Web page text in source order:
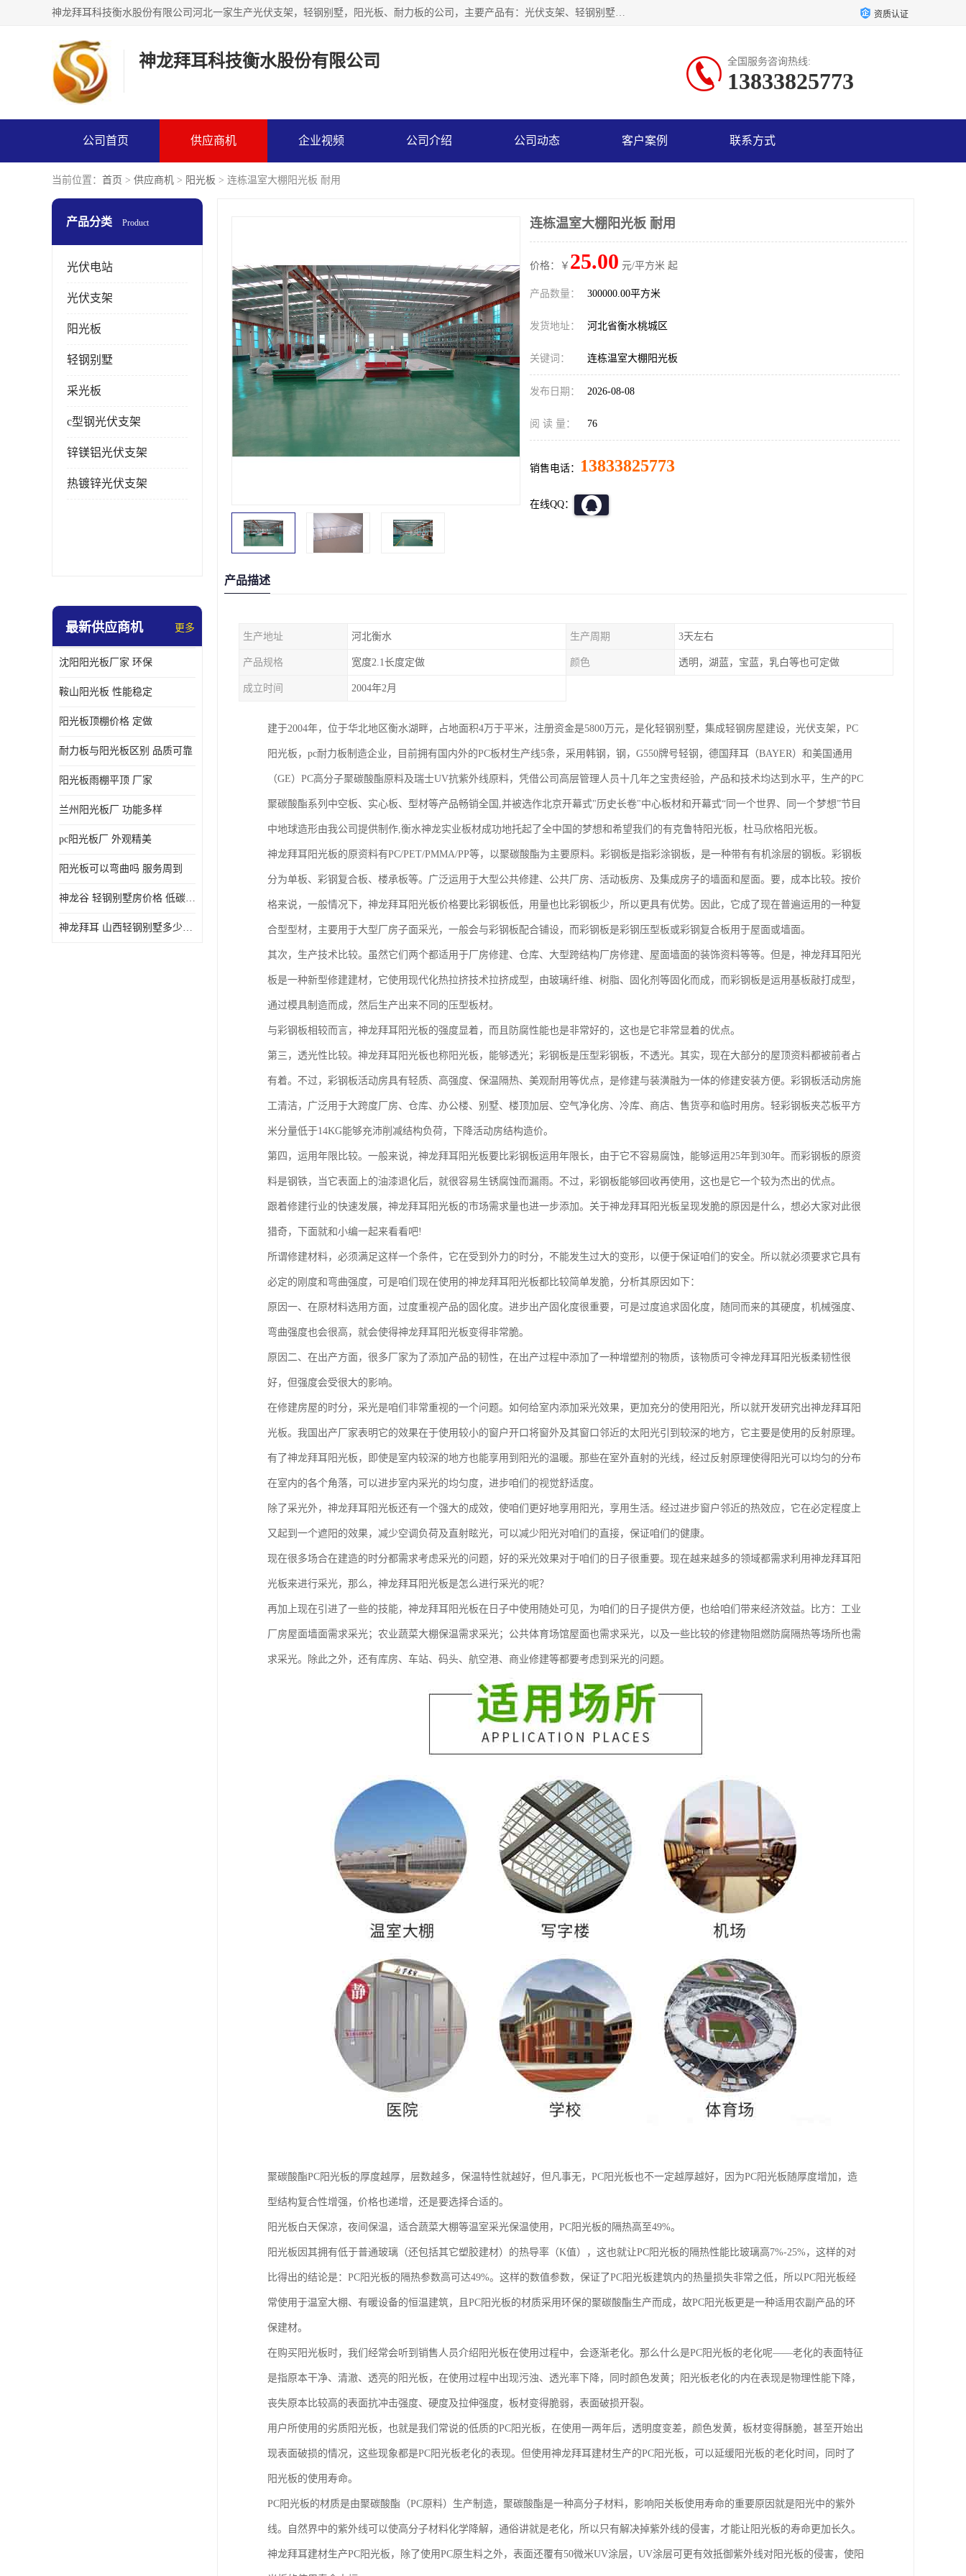
神龙拜耳科技衡水股份有限公司河北一家生产光伏支架，轻钢别墅，阳光板、耐力板的公司，主要产品有：光伏支架、轻钢别墅、阳光板、耐力板、采光板等，公司参与制定了多项标准。 资质认证
神龙拜耳科技衡水股份有限公司 全国服务咨询热线:
13833825773
公司首页 供应商机 企业视频 公司介绍 公司动态 客户案例 联系方式
当前位置： 首页 > 供应商机 > 阳光板 > 连栋温室大棚阳光板 耐用
产品分类 Product
光伏电站
光伏支架
阳光板
轻钢别墅
采光板
c型钢光伏支架
锌镁铝光伏支架
热镀锌光伏支架
最新供应商机 更多
沈阳阳光板厂家 环保
鞍山阳光板 性能稳定
阳光板顶棚价格 定做
耐力板与阳光板区别 品质可靠
阳光板雨棚平顶 厂家
兰州阳光板厂 功能多样
pc阳光板厂 外观精美
阳光板可以弯曲吗 服务周到
神龙谷 轻钢别墅房价格 低碳环保
神龙拜耳 山西轻钢别墅多少钱 施工快捷
连栋温室大棚阳光板 耐用
价格：￥ 25.00 元/平方米 起
产品数量： 300000.00平方米
发货地址： 河北省衡水桃城区
关键词： 连栋温室大棚阳光板
发布日期： 2026-08-08
阅 读 量： 76
销售电话： 13833825773
在线QQ：
产品描述
生产地址 河北衡水 生产周期 3天左右
产品规格 宽度2.1长度定做 颜色 透明，湖蓝，宝蓝，乳白等也可定做
成立时间 2004年2月
建于2004年，位于华北地区衡水湖畔，占地面积4万于平米，注册资金是5800万元，是化轻钢别墅，集成轻钢房屋建设，光伏支架，PC
阳光板，pc耐力板制造企业，目前拥有国内外的PC板材生产线5条，采用韩钢，钢，G550牌号轻钢，德国拜耳（BAYER）和美国通用
（GE）PC高分子聚碳酸酯原料及瑞士UV抗紫外线原料，凭借公司高层管理人员十几年之宝贵经验，产品和技术均达到水平，生产的PC
聚碳酸酯系列中空板、实心板、型材等产品畅销全国,并被选作北京开幕式"历史长卷"中心板材和开幕式“同一个世界、同一个梦想”节目
中地球造形由我公司提供制作,衡水神龙实业板材成功地托起了全中国的梦想和希望我们的有克鲁特阳光板，杜马欣格阳光板。
神龙拜耳阳光板的原资料有PC/PET/PMMA/PP等，以聚碳酸酯为主要原料。彩钢板是指彩涂钢板，是一种带有有机涂层的钢板。彩钢板
分为单板、彩钢复合板、楼承板等。广泛运用于大型公共修建、公共厂房、活动板房、及集成房子的墙面和屋面。要，成本比较。按价
格来说，一般情况下，神龙拜耳阳光板价格要比彩钢板低，用量也比彩钢板少，所以更具有优势。因此，它成了现在普遍运用的一种复
合型型材，主要用于大型厂房子面采光，一般会与彩钢板配合铺设，而彩钢板是彩钢压型板或彩钢复合板用于屋面或墙面。
其次，生产技术比较。虽然它们两个都适用于厂房修建、仓库、大型跨结构厂房修建、屋面墙面的装饰资料等等。但是，神龙拜耳阳光
板是一种新型修建建材，它使用现代化热拉挤技术拉挤成型，由玻璃纤维、树脂、固化剂等固化而成，而彩钢板是运用基板敲打成型，
通过模具制造而成，然后生产出来不同的压型板材。
与彩钢板相较而言，神龙拜耳阳光板的强度显着，而且防腐性能也是非常好的，这也是它非常显着的优点。
第三，透光性比较。神龙拜耳阳光板也称阳光板，能够透光；彩钢板是压型彩钢板，不透光。其实，现在大部分的屋顶资料都被前者占
有着。不过，彩钢板活动房具有轻质、高强度、保温隔热、美观耐用等优点，是修建与装潢融为一体的修建安装方便。彩钢板活动房施
工清洁，广泛用于大跨度厂房、仓库、办公楼、别墅、楼顶加层、空气净化房、冷库、商店、售货亭和临时用房。轻彩钢板夹芯板平方
米分量低于14KG能够充沛削减结构负荷，下降活动房结构造价。
第四，运用年限比较。一般来说，神龙拜耳阳光板要比彩钢板运用年限长，由于它不容易腐蚀，能够运用25年到30年。而彩钢板的原资
料是钢铁，当它表面上的油漆退化后，就很容易生锈腐蚀而漏雨。不过，彩钢板能够回收再使用，这也是它一个较为杰出的优点。
跟着修建行业的快速发展，神龙拜耳阳光板的市场需求量也进一步添加。关于神龙拜耳阳光板呈现发脆的原因是什么，想必大家对此很
猎奇，下面就和小编一起来看看吧!
所谓修建材料，必须满足这样一个条件，它在受到外力的时分，不能发生过大的变形，以便于保证咱们的安全。所以就必须要求它具有
必定的刚度和弯曲强度，可是咱们现在使用的神龙拜耳阳光板都比较简单发脆，分析其原因如下：
原因一、在原材料选用方面，过度重视产品的固化度。进步出产固化度很重要，可是过度追求固化度，随同而来的其硬度，机械强度、
弯曲强度也会很高，就会使得神龙拜耳阳光板变得非常脆。
原因二、在出产方面，很多厂家为了添加产品的韧性，在出产过程中添加了一种增塑剂的物质，该物质可令神龙拜耳阳光板柔韧性很
好，但强度会受很大的影响。
在修建房屋的时分，采光是咱们非常重视的一个问题。如何给室内添加采光效果，更加充分的使用阳光，所以就开发研究出神龙拜耳阳
光板。我国出产厂家表明它的效果在于使用较小的窗户开口将窗外及其窗口邻近的太阳光引到较深的地方，它主要是使用的反射原理。
有了神龙拜耳阳光板，即使是室内较深的地方也能享用到阳光的温暖。那些在室外直射的光线，经过反射原理使得阳光可以均匀的分布
在室内的各个角落，可以进步室内采光的均匀度，进步咱们的视觉舒适度。
除了采光外，神龙拜耳阳光板还有一个强大的成效，使咱们更好地享用阳光，享用生活。经过进步窗户邻近的热效应，它在必定程度上
又起到一个遮阳的效果，减少空调负荷及直射眩光，可以减少阳光对咱们的直接，保证咱们的健康。
现在很多场合在建造的时分都需求考虑采光的问题，好的采光效果对于咱们的日子很重要。现在越来越多的领域都需求利用神龙拜耳阳
光板来进行采光，那么，神龙拜耳阳光板是怎么进行采光的呢？
再加上现在引进了一些的技能，神龙拜耳阳光板在日子中使用随处可见，为咱们的日子提供方便，也给咱们带来经济效益。比方：工业
厂房屋面墙面需求采光；农业蔬菜大棚保温需求采光；公共体育场馆屋面也需求采光，以及一些比较的修建物阻燃防腐隔热等场所也需
求采光。除此之外，还有库房、车站、码头、航空港、商业修建等都要考虑到采光的问题。
聚碳酸酯PC阳光板的厚度越厚，层数越多，保温特性就越好，但凡事无，PC阳光板也不一定越厚越好，因为PC阳光板随厚度增加，造
型结构复合性增强，价格也递增，还是要选择合适的。
阳光板白天保凉，夜间保温，适合蔬菜大棚等温室采光保温使用，PC阳光板的隔热高至49%。
阳光板因其拥有低于普通玻璃（还包括其它塑胶建材）的热导率（K值），这也就让PC阳光板的隔热性能比玻璃高7%-25%，这样的对
比得出的结论是：PC阳光板的隔热参数高可达49%。这样的数值参数，保证了PC阳光板建筑内的热量损失非常之低，所以PC阳光板经
常使用于温室大棚、有暖设备的恒温建筑，且PC阳光板的材质采用环保的聚碳酸酯生产而成，故PC阳光板更是一种适用农副产品的环
保建材。
在购买阳光板时，我们经常会听到销售人员介绍阳光板在使用过程中，会逐渐老化。那么什么是PC阳光板的老化呢——老化的表面特征
是指原本干净、清澈、透亮的阳光板，在使用过程中出现污浊、透光率下降，同时颜色发黄；阳光板老化的内在表现是物理性能下降，
丧失原本比较高的表面抗冲击强度、硬度及拉伸强度，板材变得脆弱，表面破损开裂。
用户所使用的劣质阳光板，也就是我们常说的低质的PC阳光板，在使用一两年后，透明度变差，颜色发黄，板材变得酥脆，甚至开始出
现表面破损的情况，这些现象都是PC阳光板老化的表现。但使用神龙拜耳建材生产的PC阳光板，可以延缓阳光板的老化时间，同时了
阳光板的使用寿命。
PC阳光板的材质是由聚碳酸酯（PC原料）生产制造，聚碳酸酯是一种高分子材料，影响阳关板使用寿命的重要原因就是阳光中的紫外
线。自然界中的紫外线可以使高分子材料化学降解，通俗讲就是老化，所以只有解决掉紫外线的侵害，才能让阳光板的寿命更加长久。
神龙拜耳建材生产PC阳光板，除了使用PC原生料之外，表面还覆有50微米UV涂层，UV涂层可更有效抵御紫外线对阳光板的侵害，使阳